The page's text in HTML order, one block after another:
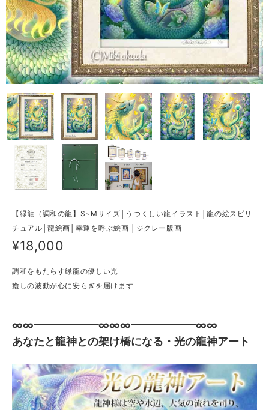
【緑龍（調和の龍】S~Mサイズ│うつくしい龍イラスト│龍の絵スピリ
チュアル│龍絵画│幸運を呼ぶ絵画 │ジクレー版画
¥18,000
調和をもたらす緑龍の優しい光
癒しの波動が心に安らぎを届けます
∞∞━━━━━━∞∞∞━━━━━━∞∞
あなたと龍神との架け橋になる・光の龍神アート